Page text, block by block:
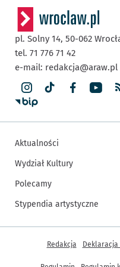
pl. Solny 14, 50-062
tel. 71 776 71 42
e-mail: redakcja@araw.pl
Aktualności
Wydział Kultury
Polecamy
Stypendia artystyczne
Inne informacje
Redakcja Deklaracja